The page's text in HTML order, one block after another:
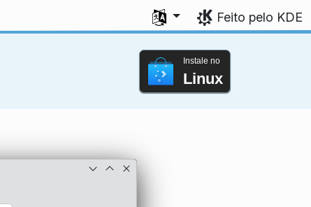
Selecione seu idioma
Feito pelo KDE
Instale no
Linux